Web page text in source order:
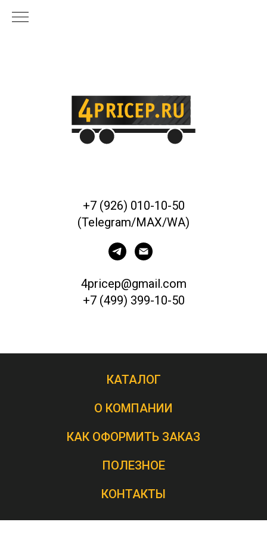
+7 (926) 010-10-50
(Telegram/MAX/WA)
4pricep@gmail.com
+7 (499) 399-10-50
КАТАЛОГ
О КОМПАНИИ
КАК ОФОРМИТЬ ЗАКАЗ
ПОЛЕЗНОЕ
КОНТАКТЫ